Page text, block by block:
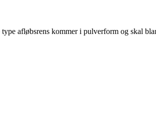
afløbsrens kommer i pulverform og skal